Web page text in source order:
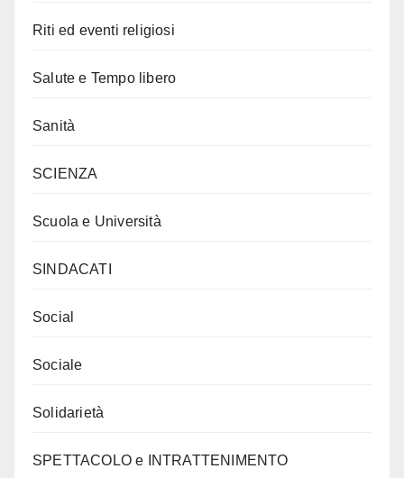
Riti ed eventi religiosi
Salute e Tempo libero
Sanità
SCIENZA
Scuola e Università
SINDACATI
Social
Sociale
Solidarietà
SPETTACOLO e INTRATTENIMENTO